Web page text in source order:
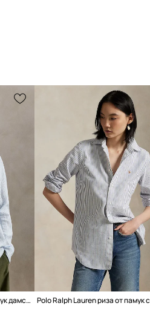
Polo Ralph Lauren риза от памук дамска